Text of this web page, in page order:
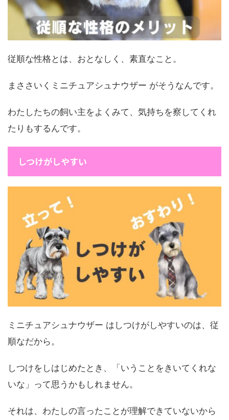
従順な性格とは、おとなしく、素直なこと。
まささいくミニチュアシュナウザー がそうなんです。
わたしたちの飼い主をよくみて、気持ちを察してくれ
たりもするんです。
しつけがしやすい
ミニチュアシュナウザー はしつけがしやすいのは、従
順なだから。
しつけをしはじめたとき、「いうことをきいてくれな
いな」って思うかもしれません。
それは、わたしの言ったことが理解できていないから